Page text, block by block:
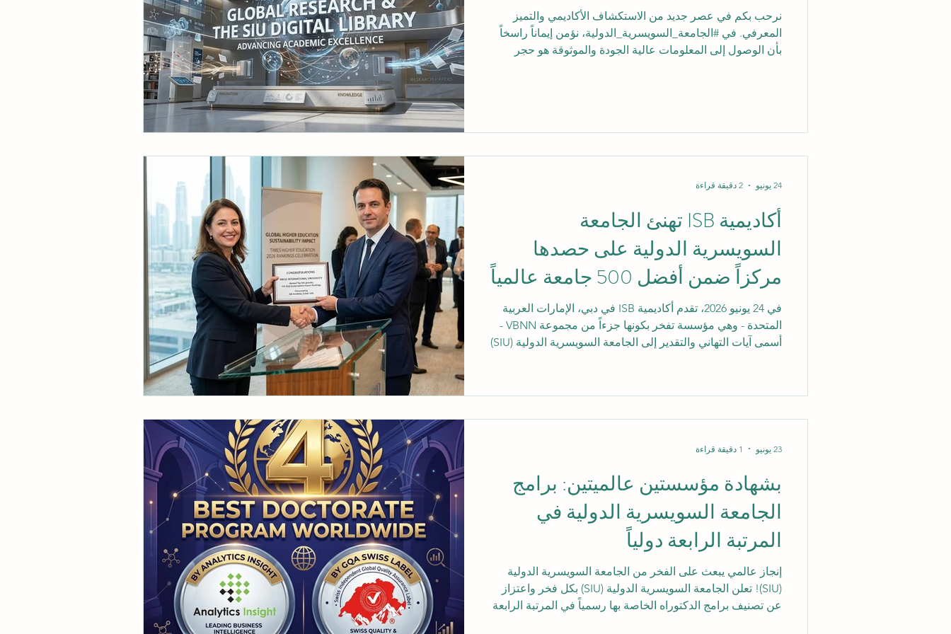
نرحب بكم في عصر جديد من الاستكشاف الأكاديمي والتميز
المعرفي. في #الجامعة_السويسرية_الدولية، نؤمن إيماناً راسخاً
بأن الوصول إلى المعلومات عالية الجودة والموثوقة هو حجر
الدولي. ندعو جميع طلابنا لتعزيز رحلتهم الأكاديمية من خلال
أكاديمية ISB تهنئ الجامعة
السويسرية الدولية على حصدها
مركزاً ضمن أفضل 500 جامعة عالمياً
في تصنيفات تأثير الاستدامة
لمؤسسة التايمز للتعليم العالي
في 24 يونيو 2026، تقدم أكاديمية ISB في دبي، الإمارات العربية
المتحدة - وهي مؤسسة تفخر بكونها جزءاً من مجموعة VBNN -
أسمى آيات التهاني والتقدير إلى الجامعة السويسرية الدولية (SIU)
الجامعة في حجز مكانة مرموقة لها ضمن أفضل 500 جامعة على
24 يونيو 2 دقيقة قراءة
بشهادة مؤسستين عالميتين: برامج
الجامعة السويسرية الدولية في
المرتبة الرابعة دولياً
إنجاز عالمي يبعث على الفخر من الجامعة السويسرية الدولية
(SIU)! تعلن الجامعة السويسرية الدولية (SIU) بكل فخر واعتزاز
عن تصنيف برامج الدكتوراه الخاصة بها رسمياً في المرتبة الرابعة
23 يونيو 1 دقيقة قراءة